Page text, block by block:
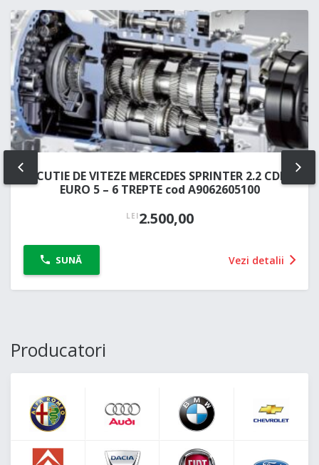
CUTIE DE VITEZE MERCEDES SPRINTER 2.2 CDI
EURO 5 – 6 TREPTE cod A9062605100
LEI2.500,00
SUNĂ Vezi detalii
PREV
Producatori